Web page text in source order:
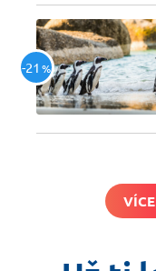
-21 %